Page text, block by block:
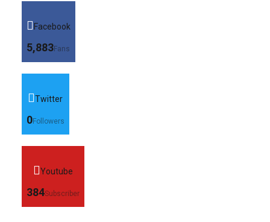
Facebook
5,883Fans
Twitter
0Followers
Youtube
384Subscriber